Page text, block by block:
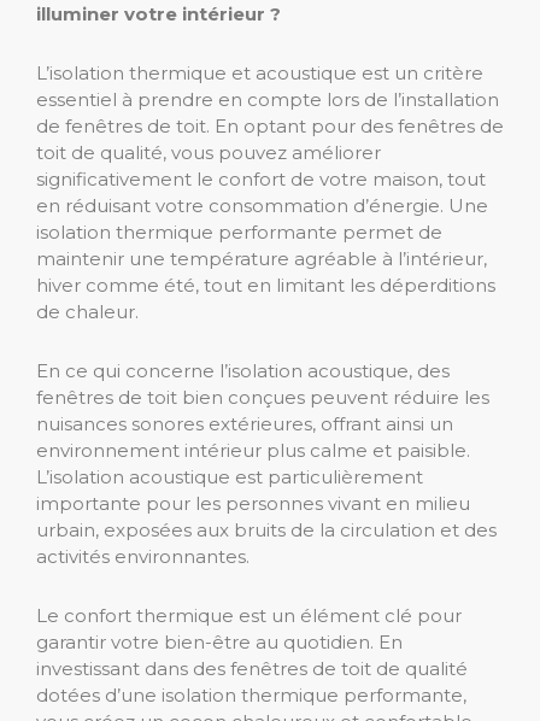
illuminer votre intérieur ?
L’isolation thermique et acoustique est un critère
essentiel à prendre en compte lors de l’installation
de fenêtres de toit. En optant pour des fenêtres de
toit de qualité, vous pouvez améliorer
significativement le confort de votre maison, tout
en réduisant votre consommation d’énergie. Une
isolation thermique performante permet de
maintenir une température agréable à l’intérieur,
hiver comme été, tout en limitant les déperditions
de chaleur.
En ce qui concerne l’isolation acoustique, des
fenêtres de toit bien conçues peuvent réduire les
nuisances sonores extérieures, offrant ainsi un
environnement intérieur plus calme et paisible.
L’isolation acoustique est particulièrement
importante pour les personnes vivant en milieu
urbain, exposées aux bruits de la circulation et des
activités environnantes.
Le confort thermique est un élément clé pour
garantir votre bien-être au quotidien. En
investissant dans des fenêtres de toit de qualité
dotées d’une isolation thermique performante,